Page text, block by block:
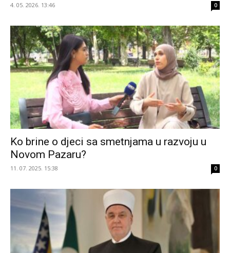
4. 05. 2026. 13:46 0
Ko brine o djeci sa smetnjama u razvoju u
Novom Pazaru?
11. 07. 2025. 15:38 0